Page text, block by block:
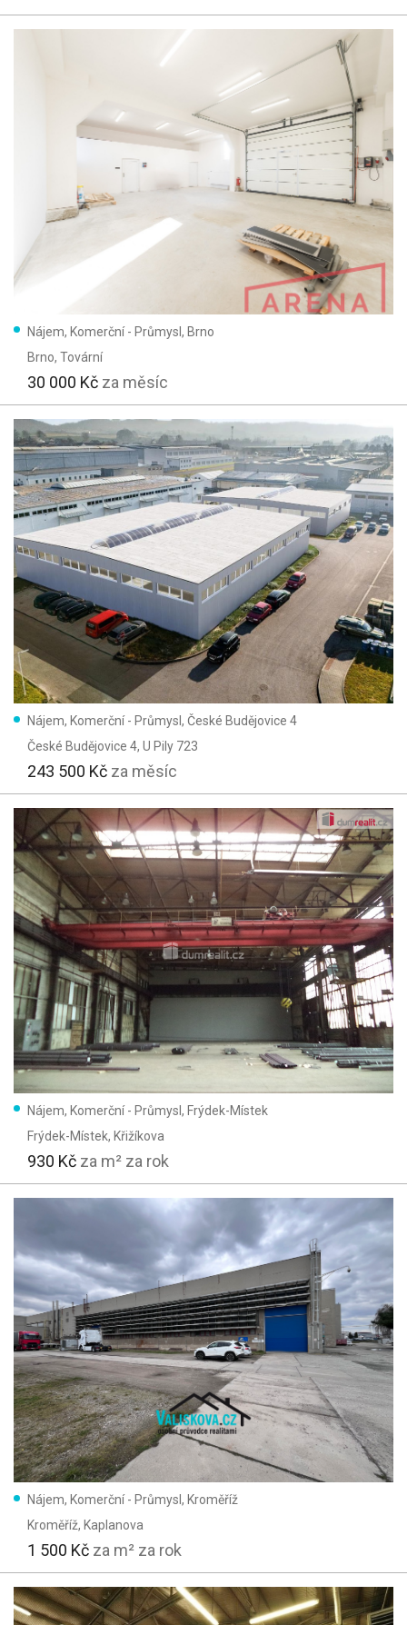
Nájem, Komerční - Průmysl, Brno
Brno, Tovární
30 000 Kč za měsíc
Nájem, Komerční - Průmysl, České Budějovice 4
České Budějovice 4, U Pily 723
243 500 Kč za měsíc
Nájem, Komerční - Průmysl, Frýdek-Místek
Frýdek-Místek, Křižíkova
930 Kč za m² za rok
Nájem, Komerční - Průmysl, Kroměříž
Kroměříž, Kaplanova
1 500 Kč za m² za rok